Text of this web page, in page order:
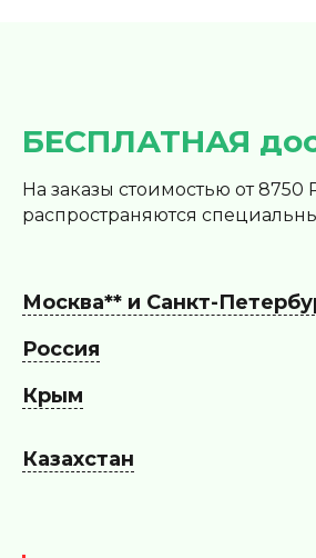
БЕСПЛАТНАЯ
На заказы стоимостью от 8750
распространяются
Москва** и Санкт-
Россия
Крым
Казахстан